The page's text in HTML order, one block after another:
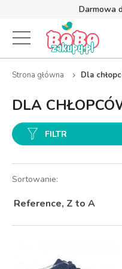
Darmowa
Strona główna Dla
DLA
FILTR
Sortowanie: